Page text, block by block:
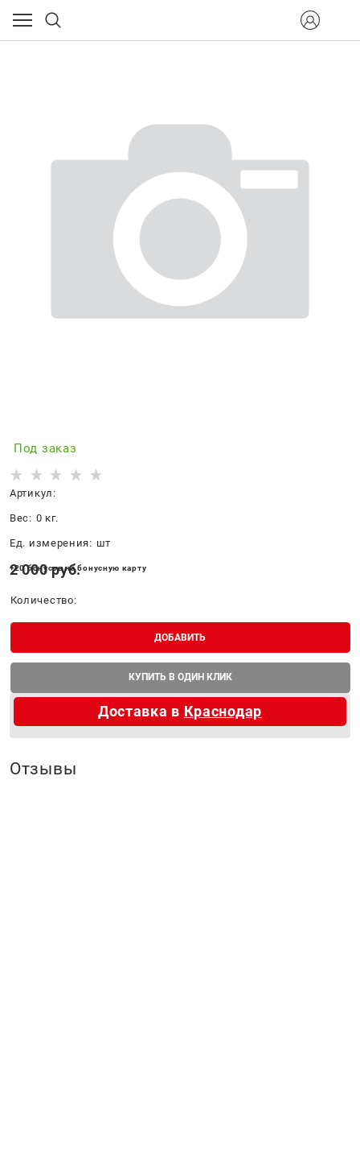
Под заказ
Артикул:
Вес: 0 кг.
Ед. измерения: шт
2 000 руб.
+20 бонусов на бонусную карту
Количество:
ДОБАВИТЬ
КУПИТЬ В ОДИН КЛИК
Доставка в Краснодар
Отзывы